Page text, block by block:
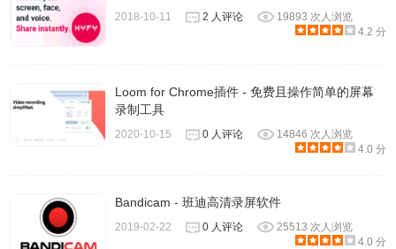
2018-10-11 2 人评论
19893 次人浏览
4.2 分
Loom for Chrome插件 - 免费且操作简单的屏幕
录制工具
2020-10-15 0 人评论
14846 次人浏览
4.0 分
Bandicam - 班迪高清录屏软件
2019-02-22 0 人评论
25513 次人浏览
4.0 分